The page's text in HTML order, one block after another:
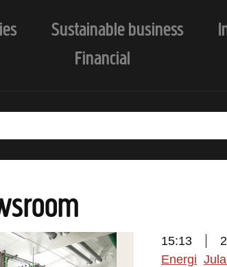
Sustainable business
Financial
15:13
Energi